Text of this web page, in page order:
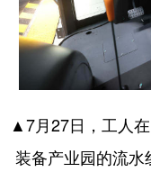
▲7月27日，工人
装备产业园的流